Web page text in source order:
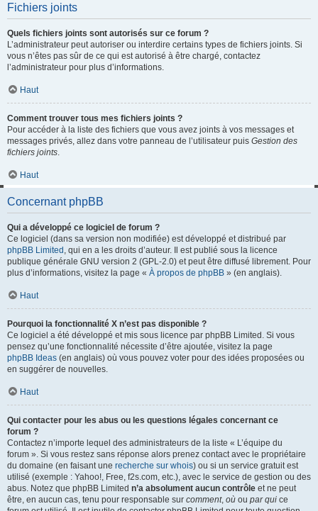
Fichiers joints
Quels fichiers joints sont autorisés sur ce forum ?
L’administrateur peut autoriser ou interdire certains types de fichiers joints. Si
vous n’êtes pas sûr de ce qui est autorisé à être chargé, contactez
l’administrateur pour plus d’informations.
Haut
Comment trouver tous mes fichiers joints ?
Pour accéder à la liste des fichiers que vous avez joints à vos messages et
messages privés, allez dans votre panneau de l’utilisateur puis Gestion des
fichiers joints.
Haut
Concernant phpBB
Qui a développé ce logiciel de forum ?
Ce logiciel (dans sa version non modifiée) est développé et distribué par
phpBB Limited , qui en a les droits d’auteur. Il est publié sous la licence
publique générale GNU version 2 (GPL-2.0) et peut être diffusé librement. Pour
plus d’informations, visitez la page « À propos de phpBB » (en anglais).
Haut
Pourquoi la fonctionnalité X n’est pas disponible ?
Ce logiciel a été développé et mis sous licence par phpBB Limited. Si vous
pensez qu’une fonctionnalité nécessite d’être ajoutée, visitez la page
phpBB Ideas (en anglais) où vous pouvez voter pour des idées proposées ou
en suggérer de nouvelles.
Haut
Qui contacter pour les abus ou les questions légales concernant ce
forum ?
Contactez n’importe lequel des administrateurs de la liste « L’équipe du
forum ». Si vous restez sans réponse alors prenez contact avec le propriétaire
du domaine (en faisant une recherche sur whois) ou si un service gratuit est
utilisé (exemple : Yahoo!, Free, f2s.com, etc.), avec le service de gestion ou des
abus. Notez que phpBB Limited n’a absolument aucun contrôle et ne peut
être, en aucun cas, tenu pour responsable sur comment, où ou par qui ce